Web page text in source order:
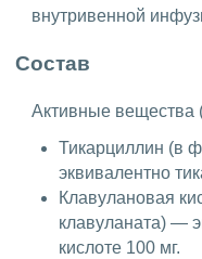
внутривенной
Состав
Активные вещества
Тикарциллин (в
эквивалентно
Клавулановая
клавуланата) —
кислоте 100 мг.